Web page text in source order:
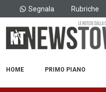
Segnala Rubriche
HOME PRIMO PIANO